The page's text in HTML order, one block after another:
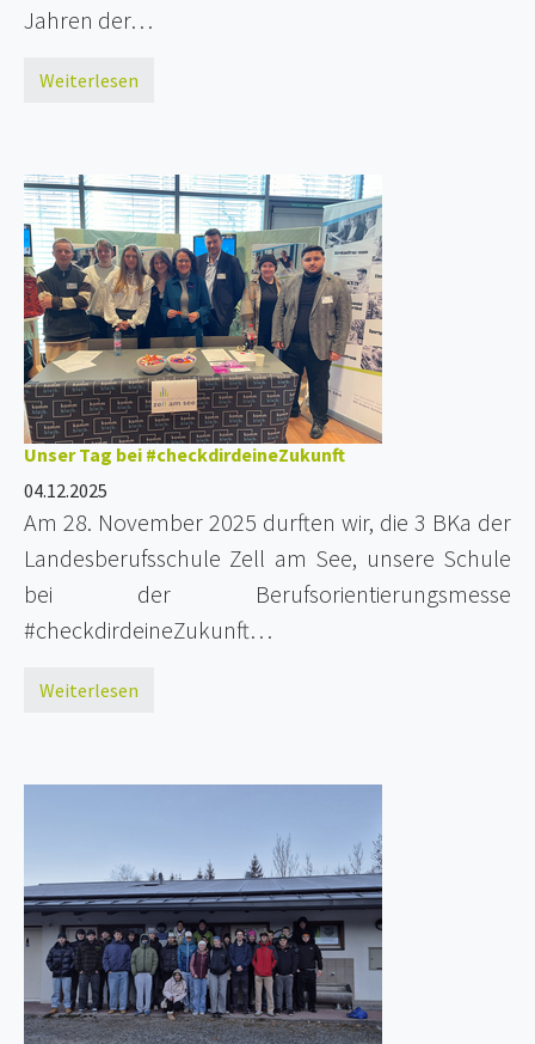
Jahren der…
Weiterlesen
Unser Tag bei #checkdirdeineZukunft
04.12.2025
Am 28. November 2025 durften wir, die 3 BKa der
Landesberufsschule Zell am See, unsere Schule
bei der Berufsorientierungsmesse
#checkdirdeineZukunft…
Weiterlesen